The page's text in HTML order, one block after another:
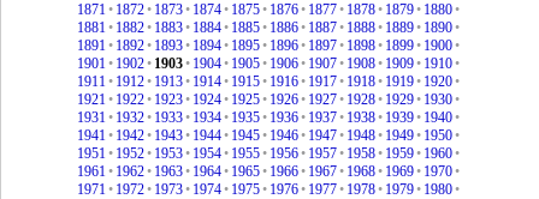
1871• 1872• 1873• 1874• 1875• 1876• 1877• 1878• 1879• 1880•
1881• 1882• 1883• 1884• 1885• 1886• 1887• 1888• 1889• 1890•
1891• 1892• 1893• 1894• 1895• 1896• 1897• 1898• 1899• 1900•
1901• 1902• 1903• 1904• 1905• 1906• 1907• 1908• 1909• 1910•
1911• 1912• 1913• 1914• 1915• 1916• 1917• 1918• 1919• 1920•
1921• 1922• 1923• 1924• 1925• 1926• 1927• 1928• 1929• 1930•
1931• 1932• 1933• 1934• 1935• 1936• 1937• 1938• 1939• 1940•
1941• 1942• 1943• 1944• 1945• 1946• 1947• 1948• 1949• 1950•
1951• 1952• 1953• 1954• 1955• 1956• 1957• 1958• 1959• 1960•
1961• 1962• 1963• 1964• 1965• 1966• 1967• 1968• 1969• 1970•
1971• 1972• 1973• 1974• 1975• 1976• 1977• 1978• 1979• 1980•